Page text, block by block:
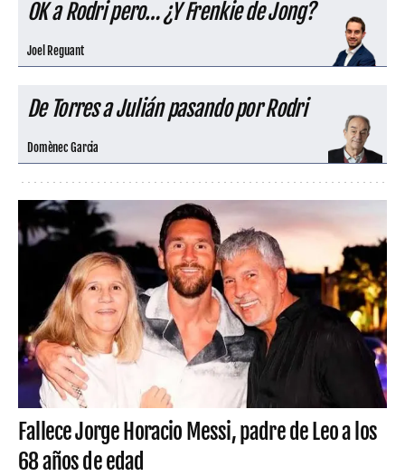
OK a Rodri pero… ¿Y Frenkie de Jong?
Joel Reguant
De Torres a Julián pasando por Rodri
Domènec Garcia
Fallece Jorge Horacio Messi, padre de Leo a los
68 años de edad